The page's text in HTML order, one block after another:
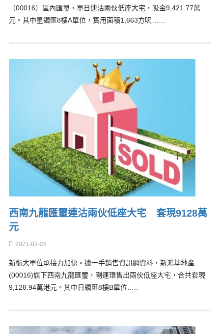
（00016）區內匯璽，單日連沽兩伙低座大宅，吸金9,421.77萬
元。其中星鑽匯8樓A單位，實用面積1,663方呎……
西南九龍匯璽連沽兩伙低座大宅 套現9128萬
元
2021-02-28
新盤大單位承接力加快。據一手銷售資訊網資料，新鴻基地產
(00016)旗下西南九龍匯璽，剛連環售出兩伙低座大宅，合共套現
9,128.94萬港元。其中日鑽匯8樓B單位…..